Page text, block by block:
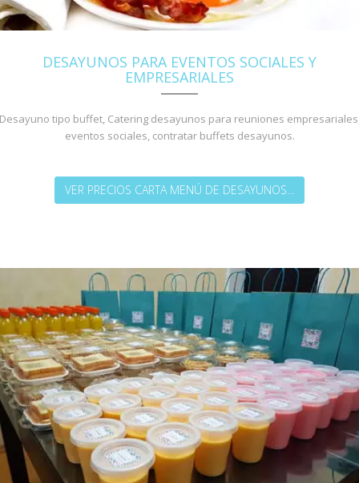
DESAYUNOS PARA EVENTOS SOCIALES Y
EMPRESARIALES
tipo buffet, Catering desayunos para reuniones
eventos sociales, contratar buffets desayunos.
VER PRECIOS CARTA MENÚ DE DESAYUNOS...